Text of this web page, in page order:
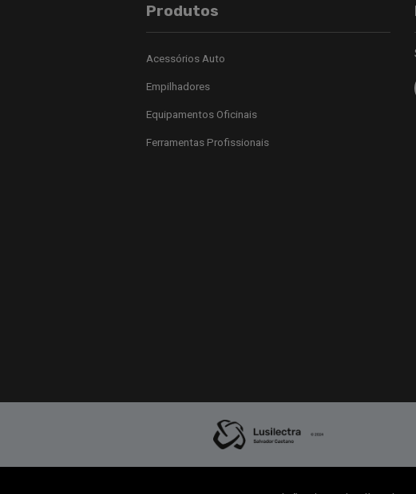
Produtos
Acessórios Auto
Empilhadores
Equipamentos Oficinais
Ferramentas Profissionais